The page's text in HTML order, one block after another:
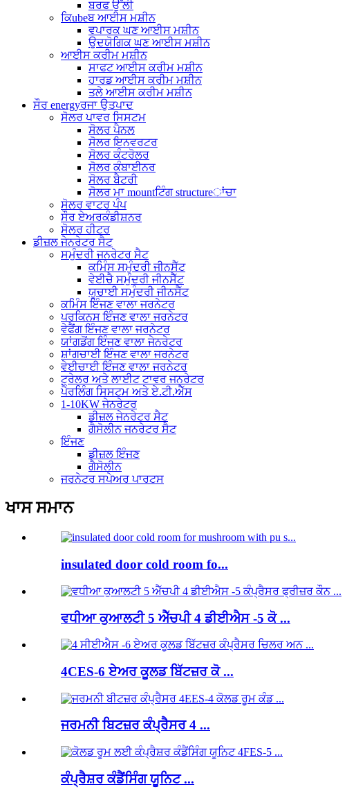
ਬਰਫ ਉੱਲੀ
ਕਿubeਬ ਆਈਸ ਮਸ਼ੀਨ
ਵਪਾਰਕ ਘਣ ਆਈਸ ਮਸ਼ੀਨ
ਉਦਯੋਗਿਕ ਘਣ ਆਈਸ ਮਸ਼ੀਨ
ਆਈਸ ਕਰੀਮ ਮਸ਼ੀਨ
ਸਾਫਟ ਆਈਸ ਕਰੀਮ ਮਸ਼ੀਨ
ਹਾਰਡ ਆਈਸ ਕਰੀਮ ਮਸ਼ੀਨ
ਤਲੇ ਆਈਸ ਕਰੀਮ ਮਸ਼ੀਨ
ਸੌਰ energyਰਜਾ ਉਤਪਾਦ
ਸੋਲਰ ਪਾਵਰ ਸਿਸਟਮ
ਸੋਲਰ ਪੈਨਲ
ਸੋਲਰ ਇਨਵਰਟਰ
ਸੋਲਰ ਕੰਟਰੋਲਰ
ਸੋਲਰ ਕੰਬਾਈਨਰ
ਸੋਲਰ ਬੈਟਰੀ
ਸੋਲਰ ਮਾ mountਟਿੰਗ structureਾਂਚਾ
ਸੋਲਰ ਵਾਟਰ ਪੰਪ
ਸੌਰ ਏਅਰਕੰਡੀਸ਼ਨਰ
ਸੋਲਰ ਹੀਟਰ
ਡੀਜ਼ਲ ਜੇਨਰੇਟਰ ਸੈਟ
ਸਮੁੰਦਰੀ ਜਨਰੇਟਰ ਸੈਟ
ਕਮਿੰਸ ਸਮੁੰਦਰੀ ਜੀਨਸੈੱਟ
ਵੇਈਚੈ ਸਮੁੰਦਰੀ ਜੀਨਸੈੱਟ
ਯੂਚਾਈ ਸਮੁੰਦਰੀ ਜੀਨਸੈੱਟ
ਕਮਿੰਸ ਇੰਜਣ ਵਾਲਾ ਜਰਨੇਟਰ
ਪਰਕਿਨਸ ਇੰਜਣ ਵਾਲਾ ਜਰਨੇਟਰ
ਵੇਫੈਂਗ ਇੰਜਣ ਵਾਲਾ ਜਰਨੇਟਰ
ਯਾਂਗਡੋਂਗ ਇੰਜਣ ਵਾਲਾ ਜੇਨਰੇਟਰ
ਸ਼ਾਂਗਚਾਈ ਇੰਜਣ ਵਾਲਾ ਜਰਨੇਟਰ
ਵੇਈਚਾਈ ਇੰਜਣ ਵਾਲਾ ਜਰਨੇਟਰ
ਟ੍ਰੇਲਰ ਅਤੇ ਲਾਈਟ ਟਾਵਰ ਜਨਰੇਟਰ
ਪੈਰਲਿੰਗ ਸਿਸਟਮ ਅਤੇ ਏ.ਟੀ.ਐੱਸ
1-10KW ਜੇਨਰੇਟਰ
ਡੀਜ਼ਲ ਜੇਨਰੇਟਰ ਸੈਟ
ਗੈਸੋਲੀਨ ਜਨਰੇਟਰ ਸੈਟ
ਇੰਜਣ
ਡੀਜ਼ਲ ਇੰਜਣ
ਗੈਸੋਲੀਨ
ਜਰਨੇਟਰ ਸਪੇਅਰ ਪਾਰਟਸ
ਖਾਸ ਸਮਾਨ
insulated door cold room fo...
ਵਧੀਆ ਕੁਆਲਟੀ 5 ਐੱਚਪੀ 4 ਡੀਈਐਸ -5 ਕੋ ...
4CES-6 ਏਅਰ ਕੂਲਡ ਬਿੱਟਜ਼ਰ ਕੋ ...
ਜਰਮਨੀ ਬਿਟਜ਼ਰ ਕੰਪ੍ਰੈਸਰ 4 ...
ਕੰਪ੍ਰੈਸ਼ਰ ਕੰਡੈਂਸਿੰਗ ਯੂਨਿਟ ...